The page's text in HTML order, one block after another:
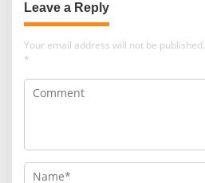
Leave a Reply
Your email address will not be published.
*